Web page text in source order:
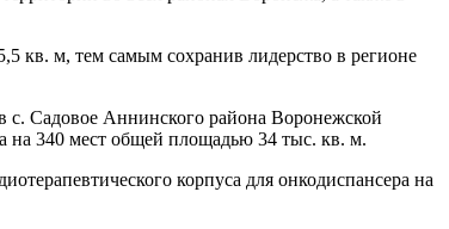
кв. м, тем самым сохранив лидерство в регионе
Садовое Аннинского района Воронежской
на 340 мест общей площадью 34 тыс. кв. м.
корпуса для онкодиспансера на